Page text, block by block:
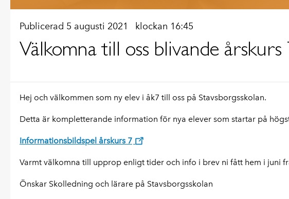
Publicerad 5 augusti 2021 klockan 16:45
Välkomna till oss blivande årskurs
Hej och välkommen som ny elev i åk7 till oss på Stavsborgsskolan.
Detta är kompletterande information för nya elever som startar på
Informationsbildspel årskurs 7
Varmt välkomna till upprop enligt tider och info i brev ni fått hem i juni
Önskar Skolledning och lärare på Stavsborgsskolan